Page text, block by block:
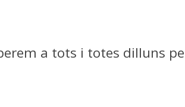
a tots i totes dilluns